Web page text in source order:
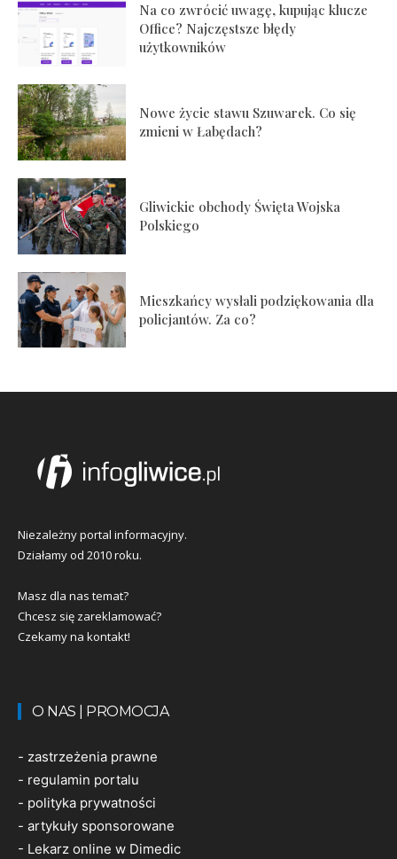
Na co zwrócić uwagę, kupując klucze
Office? Najczęstsze błędy
użytkowników
Nowe życie stawu Szuwarek. Co się
zmieni w Łabędach?
Gliwickie obchody Święta Wojska
Polskiego
Mieszkańcy wysłali podziękowania dla
policjantów. Za co?
Niezależny portal informacyjny.
Działamy od 2010 roku.
Masz dla nas temat?
Chcesz się zareklamować?
Czekamy na kontakt!
O NAS | PROMOCJA
- zastrzeżenia prawne
- regulamin portalu
- polityka prywatności
- artykuły sponsorowane
- Lekarz online w Dimedic